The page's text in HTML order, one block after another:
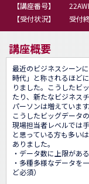
【講座番号】
【受付状況】
受付
講座概要
最近のビジネスシーン
時代」と称されるほど
りました。こうしたビ
たり、新たなビジネス
パーソンは増えています
こうしたビッグデータ
現場担当者レベルでは
と思っている方も多い
ありました。
・データ数に上限があ
・多種多様なデータを
ど必須）